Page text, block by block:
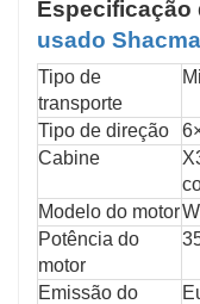
Especificação
usado
Tipo de
transporte
Tipo de direção
Cabine
Modelo do motor
Potência do
motor
Emissão do